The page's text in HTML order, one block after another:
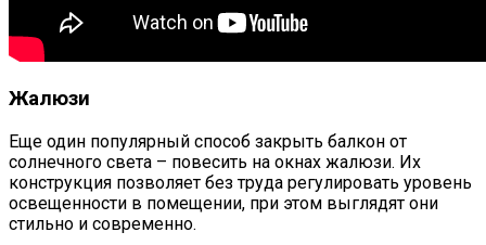
Жалюзи
Еще один популярный способ закрыть балкон от
солнечного света – повесить на окнах жалюзи. Их
конструкция позволяет без труда регулировать уровень
освещенности в помещении, при этом выглядят они
стильно и современно.